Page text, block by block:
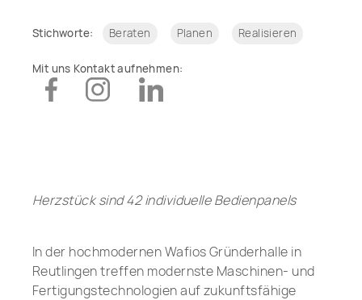
Stichworte: Beraten Planen Realisieren
Mit uns Kontakt aufnehmen:
Herzstück sind 42 individuelle Bedienpanels
In der hochmodernen Wafios Gründerhalle in
Reutlingen treffen modernste Maschinen- und
Fertigungstechnologien auf zukunftsfähige